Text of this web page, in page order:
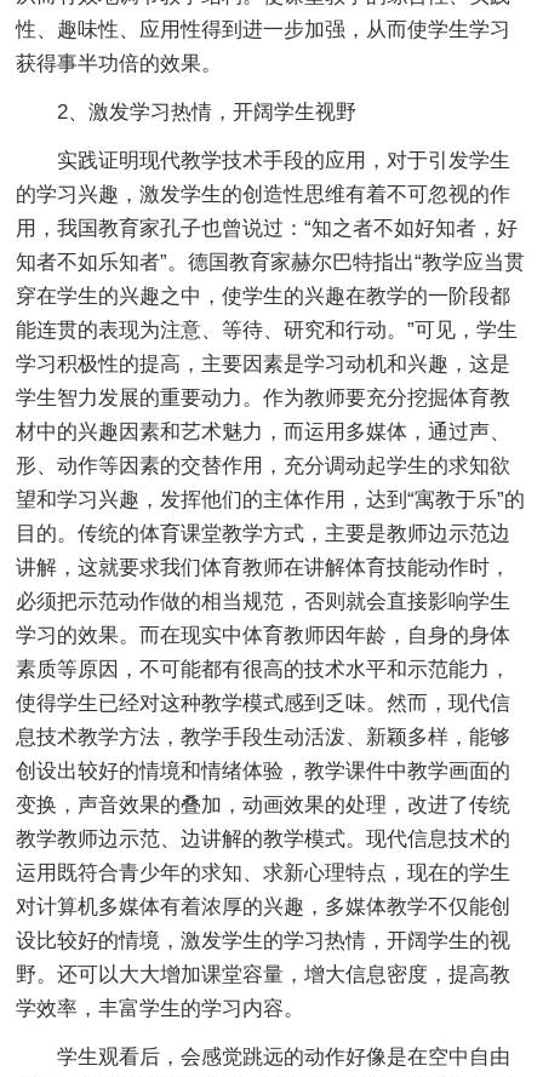
性、趣味性、应用性得到进一步加强，从而使学生学习
获得事半功倍的效果。
2、激发学习热情，开阔学生视野
实践证明现代教学技术手段的应用，对于引发学生
的学习兴趣，激发学生的创造性思维有着不可忽视的作
用，我国教育家孔子也曾说过：“知之者不如好知者，好
知者不如乐知者”。德国教育家赫尔巴特指出“教学应当贯
穿在学生的兴趣之中，使学生的兴趣在教学的一阶段都
能连贯的表现为注意、等待、研究和行动。”可见，学生
学习积极性的提高，主要因素是学习动机和兴趣，这是
学生智力发展的重要动力。作为教师要充分挖掘体育教
材中的兴趣因素和艺术魅力，而运用多媒体，通过声、
形、动作等因素的交替作用，充分调动起学生的求知欲
望和学习兴趣，发挥他们的主体作用，达到“寓教于乐”的
目的。传统的体育课堂教学方式，主要是教师边示范边
讲解，这就要求我们体育教师在讲解体育技能动作时，
必须把示范动作做的相当规范，否则就会直接影响学生
学习的效果。而在现实中体育教师因年龄，自身的身体
素质等原因，不可能都有很高的技术水平和示范能力，
使得学生已经对这种教学模式感到乏味。然而，现代信
息技术教学方法，教学手段生动活泼、新颖多样，能够
创设出较好的情境和情绪体验，教学课件中教学画面的
变换，声音效果的叠加，动画效果的处理，改进了传统
教学教师边示范、边讲解的教学模式。现代信息技术的
运用既符合青少年的求知、求新心理特点，现在的学生
对计算机多媒体有着浓厚的兴趣，多媒体教学不仅能创
设比较好的情境，激发学生的学习热情，开阔学生的视
野。还可以大大增加课堂容量，增大信息密度，提高教
学效率，丰富学生的学习内容。
学生观看后，会感觉跳远的动作好像是在空中自由